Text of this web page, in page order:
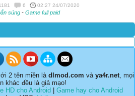
6 02:27 24/07/2020
súng - Game full paid
2 tên miền là dlmod.com và ya4r.net , mọi
khác đều là giả mạo!
HD cho Android
Game hay cho Android